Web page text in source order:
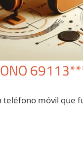
móvil quе